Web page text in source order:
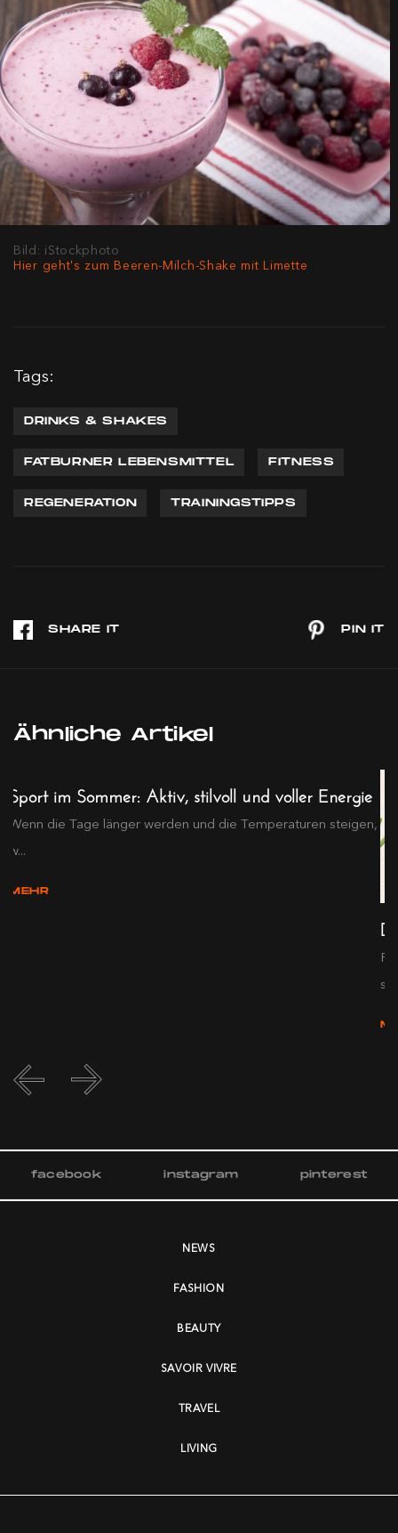
Bild: iStockphoto
Hier geht's zum Beeren-Milch-Shake mit Limette
Tags:
DRINKS & SHAKES
FATBURNER LEBENSMITTEL FITNESS
REGENERATION TRAININGSTIPPS
Ähnliche Artikel
Sport im Sommer: Aktiv, stilvoll und voller Energie
Wenn die Tage länger werden und die Temperaturen steigen,
w...
MEHR
s...
facebook instagram pinterest
NEWS
FASHION
BEAUTY
SAVOIR VIVRE
TRAVEL
LIVING